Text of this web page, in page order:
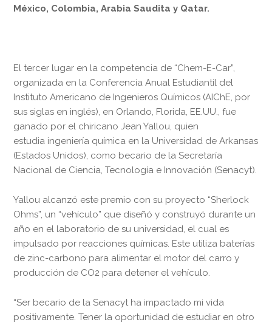
México, Colombia, Arabia Saudita y Qatar.
El tercer lugar en la competencia de “Chem-E-Car”,
organizada en la Conferencia Anual Estudiantil del
Instituto Americano de Ingenieros Químicos (AIChE, por
sus siglas en inglés), en Orlando, Florida, EE.UU., fue
ganado por el chiricano Jean Yallou, quien
estudia ingeniería química en la Universidad de Arkansas
(Estados Unidos), como becario de la Secretaría
Nacional de Ciencia, Tecnología e Innovación (Senacyt).
Yallou alcanzó este premio con su proyecto “Sherlock
Ohms”, un “vehículo” que diseñó y construyó durante un
año en el laboratorio de su universidad, el cual es
impulsado por reacciones químicas. Este utiliza baterías
de zinc-carbono para alimentar el motor del carro y
producción de CO2 para detener el vehículo.
“Ser becario de la Senacyt ha impactado mi vida
positivamente. Tener la oportunidad de estudiar en otro